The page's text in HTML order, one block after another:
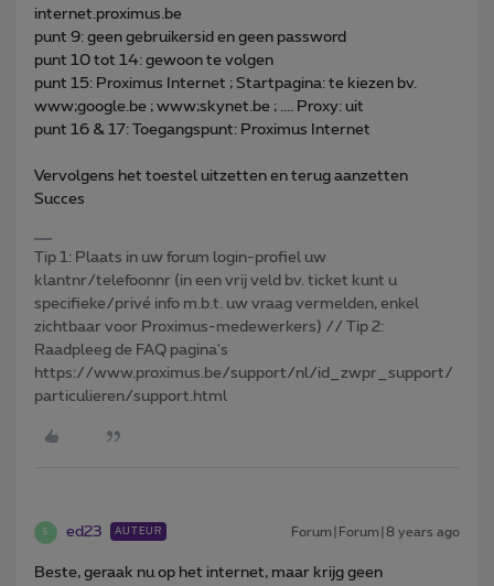
internet.proximus.be
punt 9: geen gebruikersid en geen password
punt 10 tot 14: gewoon te volgen
punt 15: Proximus Internet ; Startpagina: te kiezen bv.
www;google.be ; www;skynet.be ; .... Proxy: uit
punt 16 & 17: Toegangspunt: Proximus Internet
Vervolgens het toestel uitzetten en terug aanzetten
Succes
Tip 1: Plaats in uw forum login-profiel uw
klantnr/telefoonnr (in een vrij veld bv. ticket kunt u
specifieke/privé info m.b.t. uw vraag vermelden, enkel
zichtbaar voor Proximus-medewerkers) // Tip 2:
Raadpleeg de FAQ pagina's
https://www.proximus.be/support/nl/id_zwpr_support/
particulieren/support.html
E ed23 AUTEUR Forum|Forum|8 years ago
Beste, geraak nu op het internet, maar krijg geen